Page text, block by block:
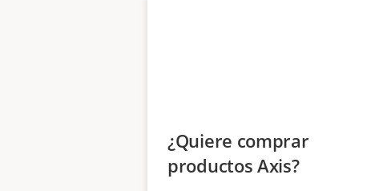
¿Quiere comprar
productos Axis?